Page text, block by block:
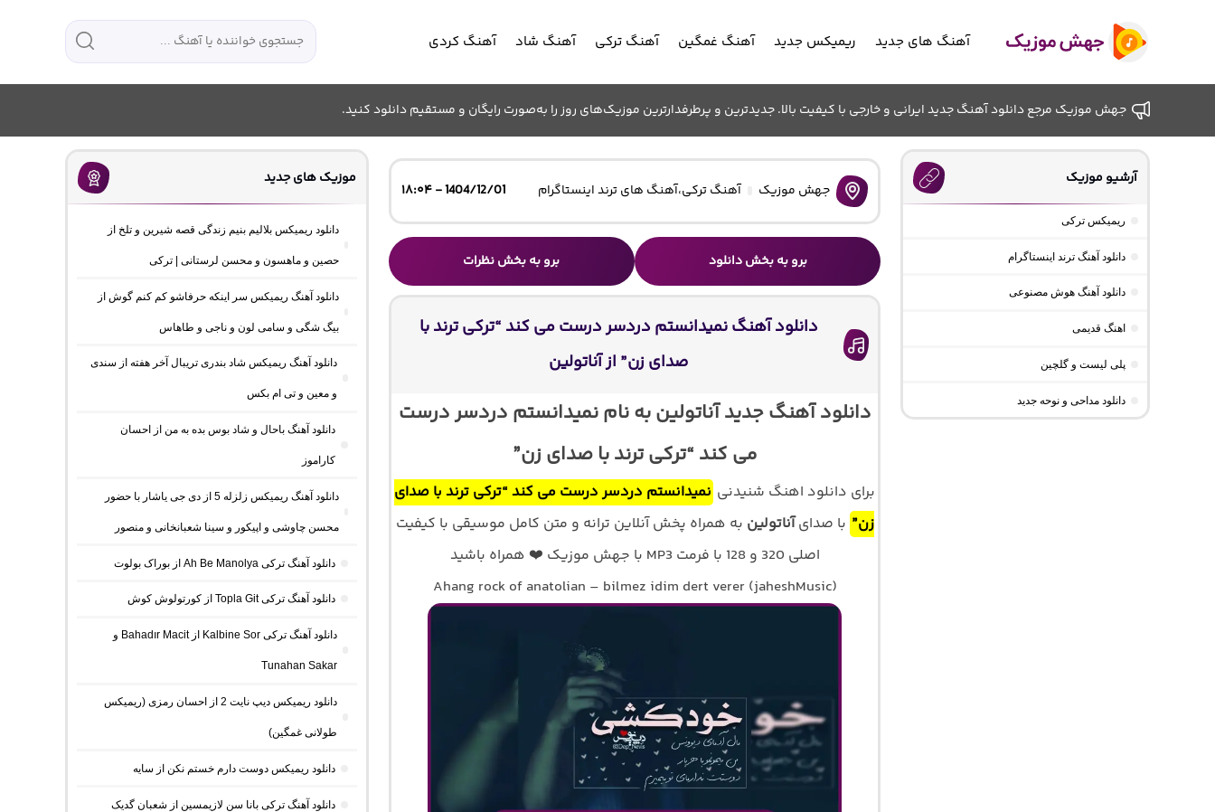
آهنگ های جدید ریمیکس جدید آهنگ غمگین آهنگ ترکی آهنگ شاد آهنگ کردی
جهش موزیک مرجع دانلود آهنگ جدید ایرانی و خارجی با کیفیت بالا. جدیدترین و پرطرفدارترین موزیک‌های روز را به‌صورت رایگان و مستقیم دانلود کنید.
جهش موزیک آهنگ ترکی،آهنگ های ترند اینستاگرام 1404/12/01 - ۱۸:۰۴
برو به بخش دانلود برو به بخش نظرات
دانلود آهنگ نمیدانستم دردسر درست می کند “ترکی ترند با
صدای زن” از آناتولین
دانلود آهنگ جدید آناتولین به نام نمیدانستم دردسر درست
می کند “ترکی ترند با صدای زن”
برای دانلود اهنگ شنیدنی نمیدانستم دردسر درست می کند “ترکی ترند با صدای
زن” با صدایآناتولین به همراه پخش آنلاین ترانه و متن کامل موسیقی با کیفیت
اصلی 320 و 128 با فرمت MP3 با جهش موزیک ❤️ همراه باشید
Ahang rock of anatolian – bilmez idim dert verer (jaheshMusic)
آرشیو موزیک
ریمیکس ترکی
دانلود آهنگ ترند اینستاگرام
دانلود آهنگ هوش مصنوعی
اهنگ قدیمی
پلی لیست و گلچین
دانلود مداحی و نوحه جدید
موزیک های جدید
دانلود ریمیکس بلالیم بنیم زندگی قصه شیرین و تلخ از
حصین و ماهسون و محسن لرستانی | ترکی
دانلود آهنگ ریمیکس سر اینکه حرفاشو کم کنم گوش از
بیگ شگی و سامی لون و ناجی و طاهاس
دانلود آهنگ ریمیکس شاد بندری تریبال آخر هفته از سندی
و معین و تی ام بکس
دانلود آهنگ باحال و شاد بوس بده به من از احسان
کاراموز
دانلود آهنگ ریمیکس زلزله 5 از دی جی یاشار با حضور
محسن چاوشی و اپیکور و سینا شعبانخانی و منصور
دانلود آهنگ ترکی Ah Be Manolya از بوراک بولوت
دانلود آهنگ ترکی Topla Git از کورتولوش کوش
دانلود آهنگ ترکی Kalbine Sor از Bahadır Macit و
Tunahan Sakar
دانلود ریمیکس دیپ نایت 2 از احسان رمزی (ریمیکس
طولانی غمگین)
دانلود ریمیکس دوست دارم خستم نکن از سایه
دانلود آهنگ ترکی بانا سن لازیمسین از شعبان گدیک